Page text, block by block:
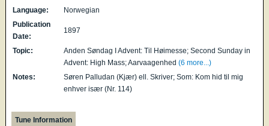
Language:
Norwegian
Publication
Date:
1897
Topic:
Anden Søndag I Advent: Til Høimesse; Second Sunday in
Advent: High Mass; Aarvaagenhed (6 more...)
Notes:
Søren Palludan (Kjær) ell. Skriver; Som: Kom hid til mig
enhver især (Nr. 114)
Tune Information